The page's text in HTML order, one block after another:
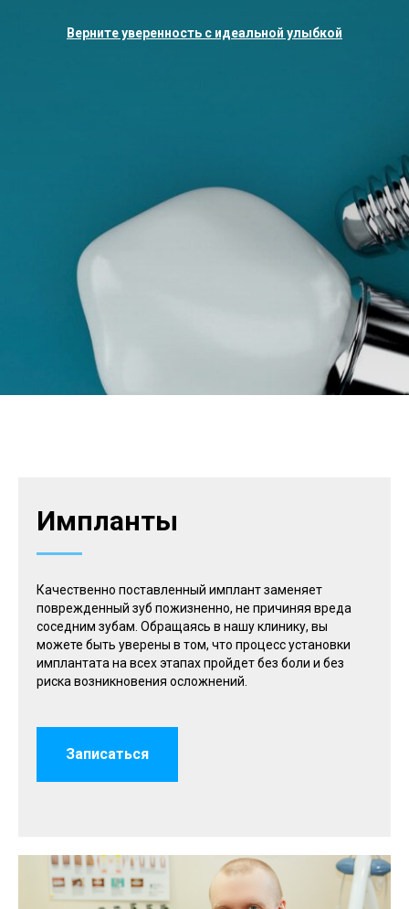
Верните уверенность с идеальной улыбкой
Импланты
Качественно поставленный имплант заменяет
поврежденный зуб пожизненно, не причиняя вреда
соседним зубам. Обращаясь в нашу клинику, вы
можете быть уверены в том, что процесс установки
имплантата на всех этапах пройдет без боли и без
риска возникновения осложнений.
Записаться